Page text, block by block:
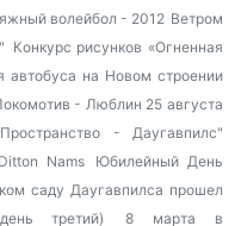
волейбол - 2012 Ветром
Конкурс рисунков «Огненная
автобуса на Новом строении
- Люблин 25 августа
- Даугавпилс"
Nams
Юбилейный День
саду Даугавпилса прошел
третий)
8 марта в